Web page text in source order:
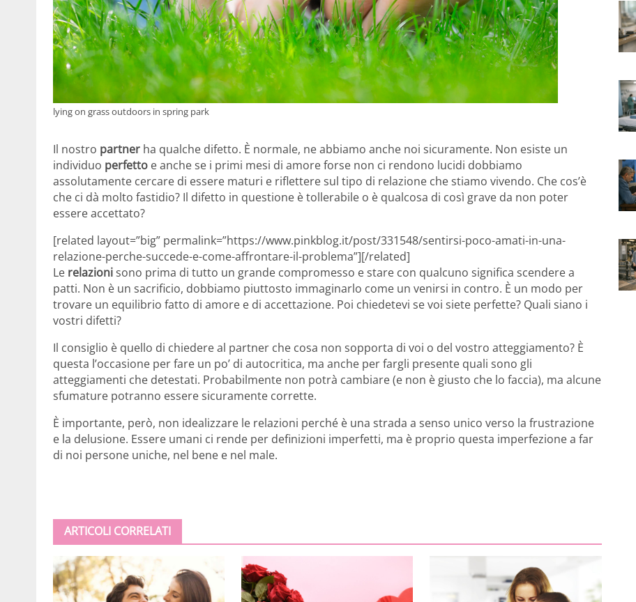
lying on grass outdoors in spring park
Il nostro partner ha qualche difetto. È normale, ne abbiamo anche noi sicuramente. Non esiste un
individuo perfetto e anche se i primi mesi di amore forse non ci rendono lucidi dobbiamo
assolutamente cercare di essere maturi e riflettere sul tipo di relazione che stiamo vivendo. Che cos’è
che ci dà molto fastidio? Il difetto in questione è tollerabile o è qualcosa di così grave da non poter
essere accettato?
[related layout=”big” permalink=”https://www.pinkblog.it/post/331548/sentirsi-poco-amati-in-una-
relazione-perche-succede-e-come-affrontare-il-problema”][/related]
Le relazionisono prima di tutto un grande compromesso e stare con qualcuno significa scendere a
patti. Non è un sacrificio, dobbiamo piuttosto immaginarlo come un venirsi in contro. È un modo per
trovare un equilibrio fatto di amore e di accettazione. Poi chiedetevi se voi siete perfette? Quali siano i
vostri difetti?
Il consiglio è quello di chiedere al partner che cosa non sopporta di voi o del vostro atteggiamento? È
questa l’occasione per fare un po’ di autocritica, ma anche per fargli presente quali sono gli
atteggiamenti che detestati. Probabilmente non potrà cambiare (e non è giusto che lo faccia), ma alcune
sfumature potranno essere sicuramente corrette.
È importante, però, non idealizzare le relazioni perché è una strada a senso unico verso la frustrazione
e la delusione. Essere umani ci rende per definizioni imperfetti, ma è proprio questa imperfezione a far
di noi persone uniche, nel bene e nel male.
ARTICOLI CORRELATI